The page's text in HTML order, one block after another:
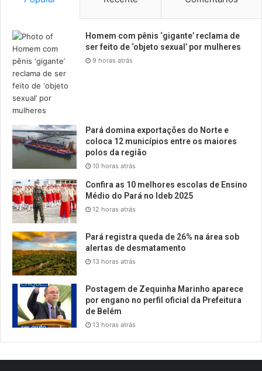
Homem com pênis ‘gigante’ reclama de
ser feito de ‘objeto sexual’ por mulheres
9 horas atrás
Pará domina exportações do Norte e
coloca 12 municípios entre os maiores
polos da região
10 horas atrás
Confira as 10 melhores escolas de Ensino
Médio do Pará no Ideb 2025
12 horas atrás
Pará registra queda de 26% na área sob
alertas de desmatamento
13 horas atrás
Postagem de Zequinha Marinho aparece
por engano no perfil oficial da Prefeitura
de Belém
13 horas atrás